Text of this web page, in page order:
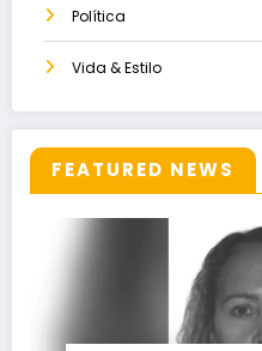
Política
Vida & Estilo
FEATURED NEWS